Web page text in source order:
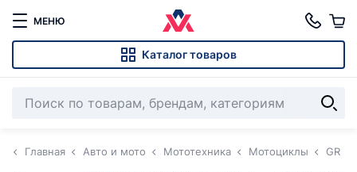
МЕНЮ
Каталог товаров
Главная Авто и мото Мототехника Мотоциклы GR